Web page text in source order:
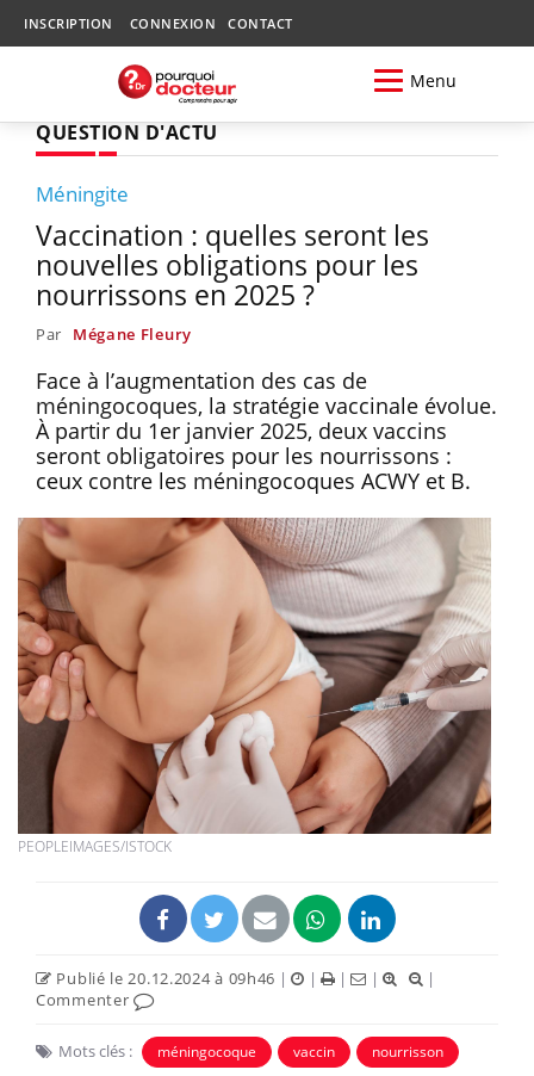
INSCRIPTION CONNEXION CONTACT
Menu
QUESTION D'ACTU
Méningite
Vaccination : quelles seront les
nouvelles obligations pour les
nourrissons en 2025 ?
Par Mégane Fleury
Face à l’augmentation des cas de
méningocoques, la stratégie vaccinale évolue.
À partir du 1er janvier 2025, deux vaccins
seront obligatoires pour les nourrissons :
ceux contre les méningocoques ACWY et B.
PEOPLEIMAGES/ISTOCK
Publié le 20.12.2024 à 09h46 | | | |
|
Commenter
Mots clés : méningocoque vaccin nourrisson